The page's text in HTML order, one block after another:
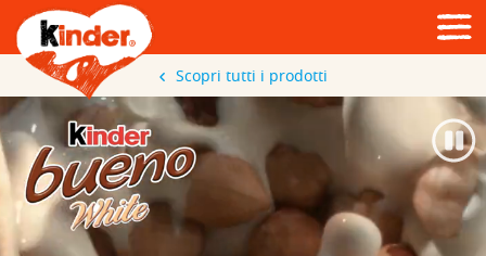
Scopri tutti i prodotti